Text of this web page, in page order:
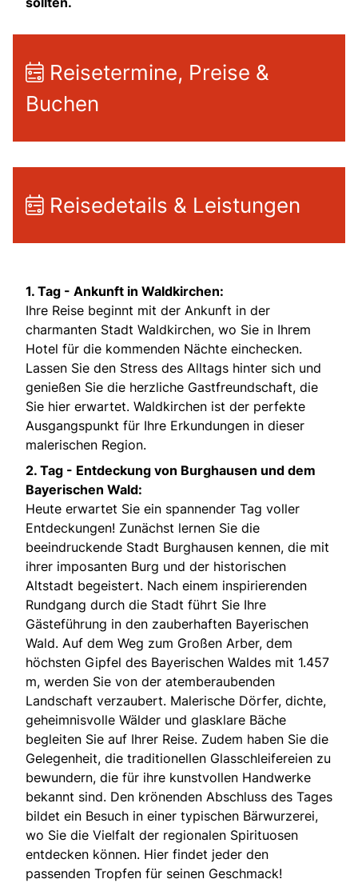
Reisetermine, Preise &
Buchen
Reisedetails & Leistungen
1. Tag - Ankunft in Waldkirchen:
Ihre Reise beginnt mit der Ankunft in der
charmanten Stadt Waldkirchen, wo Sie in Ihrem
Hotel für die kommenden Nächte einchecken.
Lassen Sie den Stress des Alltags hinter sich und
genießen Sie die herzliche Gastfreundschaft, die
Sie hier erwartet. Waldkirchen ist der perfekte
Ausgangspunkt für Ihre Erkundungen in dieser
malerischen Region.
2. Tag - Entdeckung von Burghausen und dem
Bayerischen Wald:
Heute erwartet Sie ein spannender Tag voller
Entdeckungen! Zunächst lernen Sie die
beeindruckende Stadt Burghausen kennen, die mit
ihrer imposanten Burg und der historischen
Altstadt begeistert. Nach einem inspirierenden
Rundgang durch die Stadt führt Sie Ihre
Gästeführung in den zauberhaften Bayerischen
Wald. Auf dem Weg zum Großen Arber, dem
höchsten Gipfel des Bayerischen Waldes mit 1.457
m, werden Sie von der atemberaubenden
Landschaft verzaubert. Malerische Dörfer, dichte,
geheimnisvolle Wälder und glasklare Bäche
begleiten Sie auf Ihrer Reise. Zudem haben Sie die
Gelegenheit, die traditionellen Glasschleifereien zu
bewundern, die für ihre kunstvollen Handwerke
bekannt sind. Den krönenden Abschluss des Tages
bildet ein Besuch in einer typischen Bärwurzerei,
wo Sie die Vielfalt der regionalen Spirituosen
entdecken können. Hier findet jeder den
passenden Tropfen für seinen Geschmack!